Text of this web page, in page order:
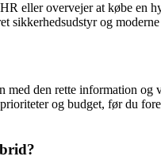
eller overvejer at købe en
sikkerhedsudstyr og
den rette information
og budget, før du